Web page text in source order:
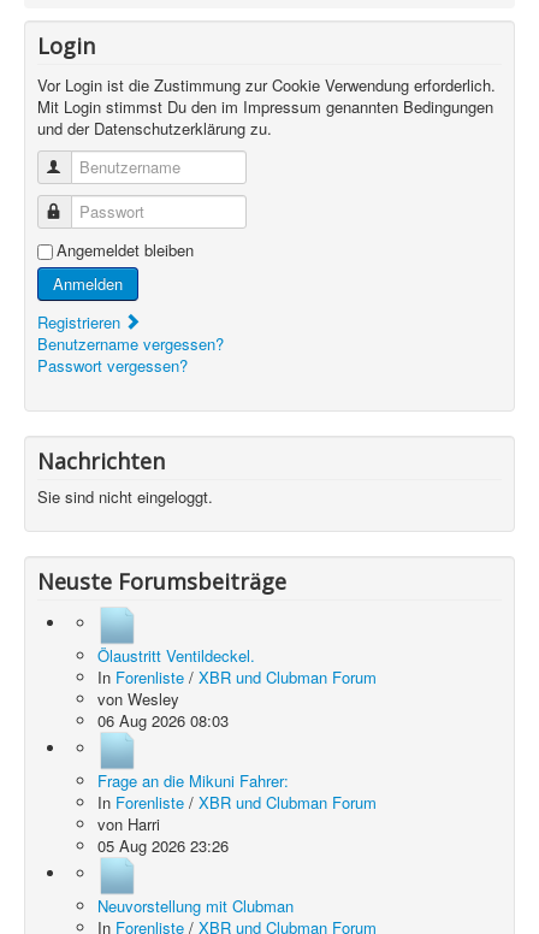
Login
Vor Login ist die Zustimmung zur Cookie Verwendung erforderlich.
Mit Login stimmst Du den im Impressum genannten Bedingungen
und der Datenschutzerklärung zu.
Benutzername
Passwort
Angemeldet bleiben
Anmelden
Registrieren
Benutzername vergessen?
Passwort vergessen?
Nachrichten
Sie sind nicht eingeloggt.
Neuste Forumsbeiträge
Ölaustritt Ventildeckel.
In Forenliste / XBR und Clubman Forum
von Wesley
06 Aug 2026 08:03
Frage an die Mikuni Fahrer:
In Forenliste / XBR und Clubman Forum
von Harri
05 Aug 2026 23:26
Neuvorstellung mit Clubman
In Forenliste / XBR und Clubman Forum